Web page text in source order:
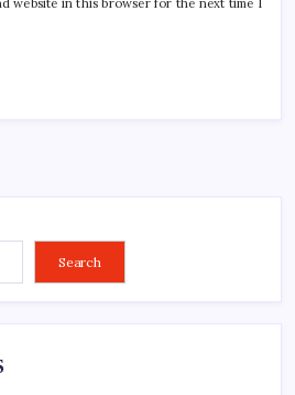
website in this browser for the next time I
Search